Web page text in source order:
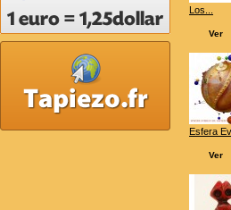
Los...
Ver
Esfera
Ver